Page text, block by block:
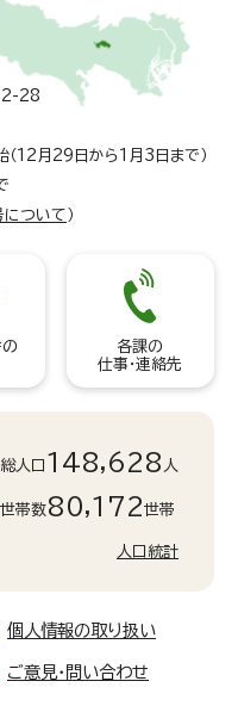
2-28
（12月29日から1月3日まで）
について ）
各課の
仕事・連絡先
総人口 148,628 人
世帯数80,172世帯
人口統計
個人情報の取り扱い
ご意見・問い合わせ